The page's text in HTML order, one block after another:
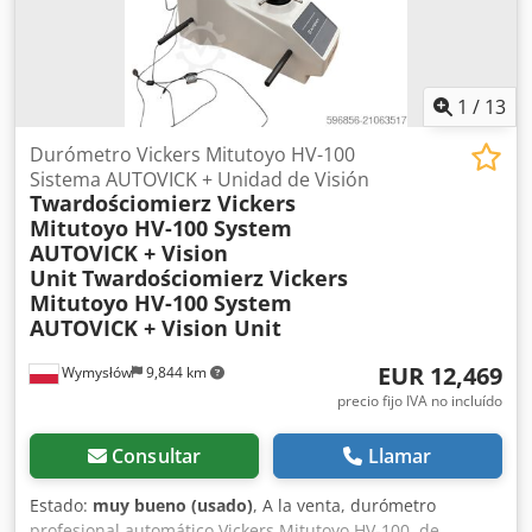
1 / 13
Wymysłów 9,844 km
Durómetro Vickers Mitutoyo HV-100
Sistema AUTOVICK + Unidad de Visión
Twardościomierz Vickers
Mitutoyo HV-100 System
AUTOVICK + Vision
UnitTwardościomierz Vickers
Mitutoyo HV-100 System
AUTOVICK + Vision Unit
EUR 12,469
precio fijo IVA no incluído
Consultar Llamar
Estado: muy bueno (usado), A la venta, durómetro